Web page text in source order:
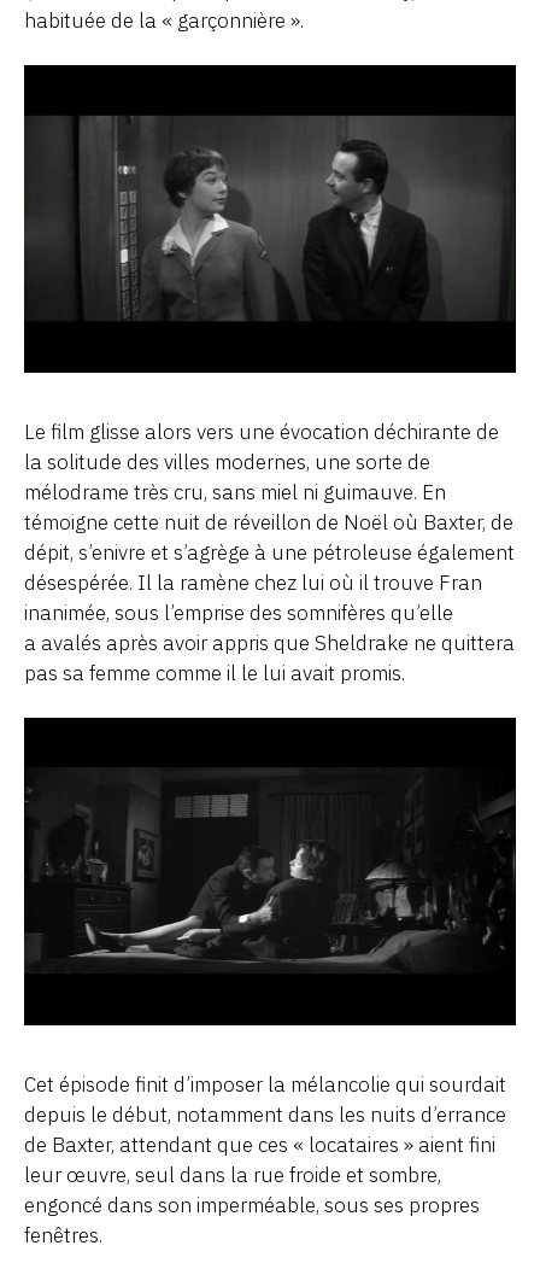
habituée de la « garçonnière ».
Le film glisse alors vers une évocation déchirante de
la solitude des villes modernes, une sorte de
mélodrame très cru, sans miel ni guimauve. En
témoigne cette nuit de réveillon de Noël où Baxter, de
dépit, s’enivre et s’agrège à une pétroleuse également
désespérée. Il la ramène chez lui où il trouve Fran
inanimée, sous l’emprise des somnifères qu’elle
a avalés après avoir appris que Sheldrake ne quittera
pas sa femme comme il le lui avait promis.
Cet épisode finit d’imposer la mélancolie qui sourdait
depuis le début, notamment dans les nuits d’errance
de Baxter, attendant que ces « locataires » aient fini
leur œuvre, seul dans la rue froide et sombre,
engoncé dans son imperméable, sous ses propres
fenêtres.